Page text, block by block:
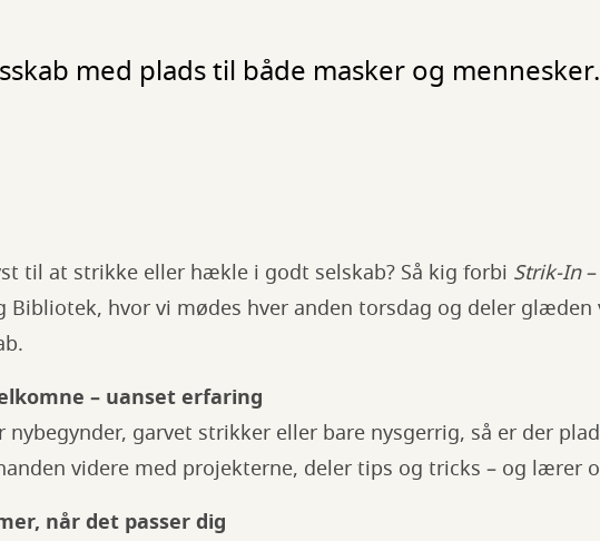
med plads til både masker og mennesker.
til at strikke eller hækle i godt selskab? Så kig forbi Strik-In–
Bibliotek, hvor vi mødes hver anden torsdag og deler glæden
– uanset erfaring
nybegynder, garvet strikker eller bare nysgerrig, så er der
videre med projekterne, deler tips og tricks – og lærer
når det passer dig